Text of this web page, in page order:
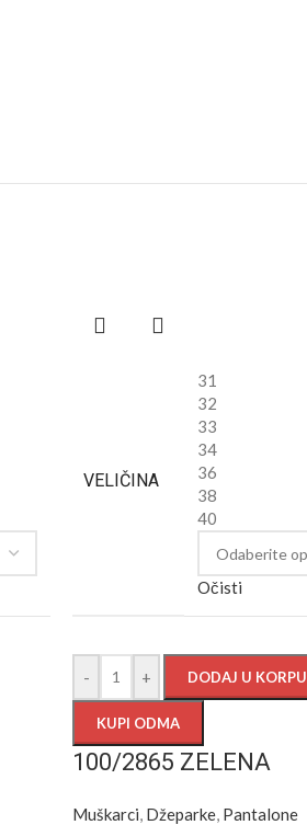
VELIČINA
31
32
33
34
36
38
40
Očisti
- + DODAJ U KORPU
KUPI ODMA
100/2865 ZELENA
Muškarci, Džeparke, Pantalone